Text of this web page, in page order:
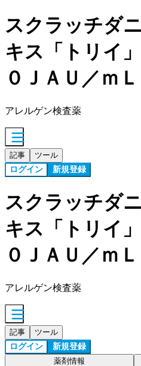
スクラッチダ
キス「トリイ
０ＪＡＵ／ｍＬ
アレルゲン検査薬
記事 ツール
ログイン 新規登録
スクラッチダ
キス「トリイ
０ＪＡＵ／ｍＬ
アレルゲン検査薬
記事 ツール
ログイン 新規登録
薬剤情報